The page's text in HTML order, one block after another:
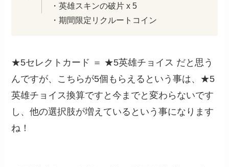
・英雄スキンの破片 x 5
・期間限定リクルートコイン
★5セレクトカード ＝ ★5英雄チョイス だと思う
んですが、こちらが5個もらえるという事は、★5
英雄チョイス換算ですと今までと変わらないです
し、他の選択肢が増えているという事になります
ね！